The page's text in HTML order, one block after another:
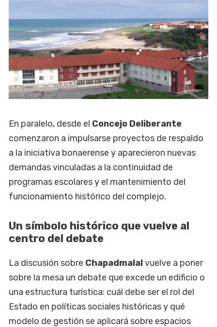
En paralelo, desde el Concejo Deliberante
comenzaron a impulsarse proyectos de respaldo
a la iniciativa bonaerense y aparecieron nuevas
demandas vinculadas a la continuidad de
programas escolares y el mantenimiento del
funcionamiento histórico del complejo.
Un símbolo histórico que vuelve al
centro del debate
La discusión sobre Chapadmalalvuelve a poner
sobre la mesa un debate que excede un edificio o
una estructura turística: cuál debe ser el rol del
Estado en políticas sociales históricas y qué
modelo de gestión se aplicará sobre espacios